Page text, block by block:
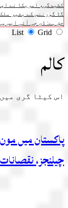
کشیدگی، امریکا نے
گڈ گورننس کے بغیر
حق ہے: ڈی جی آئی ایس
List Grid
کالم
اس کیٹا گری میں
پاکستان میں
چیلنجز،